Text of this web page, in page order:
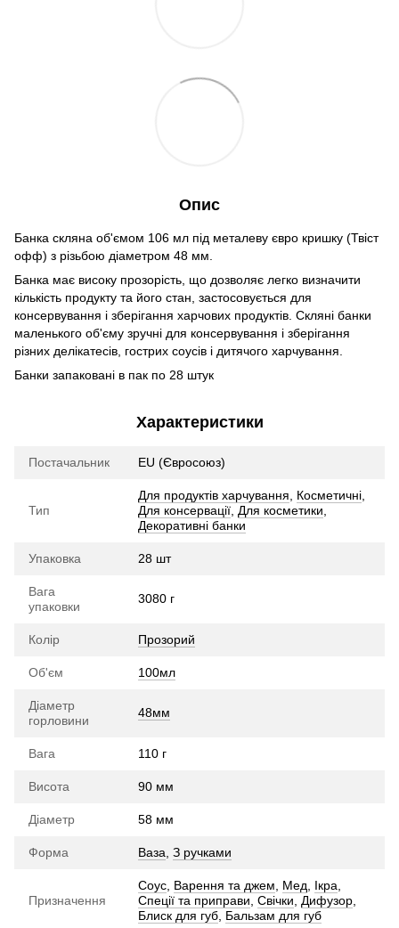
Опис
Банка скляна об'ємом 106 мл під металеву євро кришку (Твіст
офф) з різьбою діаметром 48 мм.
Банка має високу прозорість, що дозволяє легко визначити
кількість продукту та його стан, застосовується для
консервування і зберігання харчових продуктів. Скляні банки
маленького об'єму зручні для консервування і зберігання
різних делікатесів, гострих соусів і дитячого харчування.
Банки запаковані в пак по 28 штук
Характеристики
Постачальник EU (Євросоюз)
Тип
Для продуктів харчування Косметичні
Для консервації Для косметики
Декоративні банки
Упаковка 28 шт
Вага
упаковки
3080 г
Колір Прозорий
Об'єм 100мл
Діаметр
горловини
48мм
Вага 110 г
Висота 90 мм
Діаметр 58 мм
Форма Ваза З ручками
Призначення
Соус Варення та джем Мед Ікра
Спеції та приправи Свічки Дифузор
Блиск для губ Бальзам для губ